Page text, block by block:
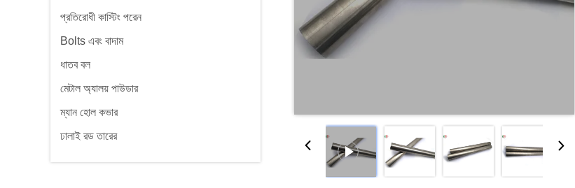
প্রতিরোধী কাস্টিং পরেন
Bolts এবং বাদাম
ধাতব বল
মেটাল অ্যালয় পাউডার
ম্যান হোল কভার
ঢালাই রড তারের